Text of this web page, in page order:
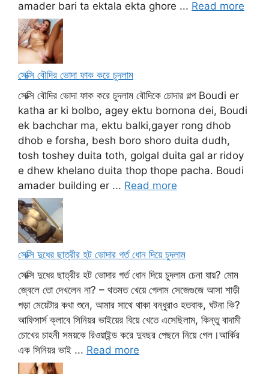
amader bari ta ektala ekta ghore ... Read more
সেক্সি বৌদির ভোদা ফাক করে চুদলাম
সেক্সি বৌদির ভোদা ফাক করে চুদলাম বৌদিকে চোদার গল্প Boudi er
katha ar ki bolbo, agey ektu bornona dei, Boudi
ek bachchar ma, ektu balki,gayer rong dhob
dhob e forsha, besh boro shoro duita dudh,
tosh toshey duita toth, golgal duita gal ar ridoy
e dhew khelano duita thop thope pacha. Boudi
amader building er ... Read more
সেক্সি দুধের ছাত্রীর হট ভোদার গর্ত ধোন দিয়ে চুদলাম
সেক্সি দুধের ছাত্রীর হট ভোদার গর্ত ধোন দিয়ে চুদলাম চেনা যায়? মোম
জ্বেলে তো দেখলেন না? – থতমত খেয়ে গেলাম সেজেগুজে আসা শাড়ী
পড়া মেয়েটার কথা শুনে, আমার সাথে থাকা বন্ধুরাও হতবাক, ঘটনা কি?
আফিসার্স ক্লাবে সিনিয়র ভাইয়ের বিয়ে খেতে এসেছিলাম, কিন্তু বাদামী
চোখের চাহনী সময়কে রিওয়াইন্ড করে দুবছর পেছনে নিয়ে গেল।আর্কির
এক সিনিয়র ভাই ... Read more